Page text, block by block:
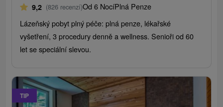
9,2 (826 recenzí)Od 6 NocíPlná Penze
Lázeňský pobyt plný péče: plná penze, lékařské
vyšetření, 3 procedury denně a wellness. Senioři od 60
let se speciální slevou.
TIP